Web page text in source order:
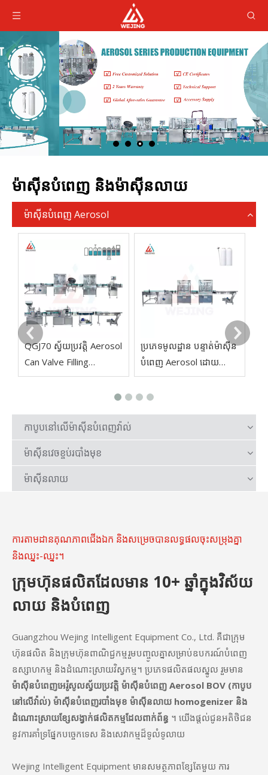
ម៉ាស៊ីនបំពេញ និងម៉ាស៊ីនលាយ
ម៉ាស៊ីនបំពេញ Aerosol
QGJ70 ស្វ័យប្រវត្តិ Aerosol
Can Valve Filling
Crimping Machine for
ប្រភេទមូលដ្ឋាន បន្ទាត់ម៉ាស៊ីន
បំពេញ Aerosol ដោយ
ស្វ័យប្រវត្តិ
កាបូបនៅលើម៉ាស៊ីនបំពេញវ៉ាល់
ម៉ាស៊ីនវេចខ្ចប់របាំងមុខ
ម៉ាស៊ីនលាយ
ការ​តាម​ដាន​គុណភាព​ជើង​ឯក និង​សម្រេច​បាន​លទ្ធផល​ចុះ​សម្រុង​គ្នា
និង​ឈ្នះ-ឈ្នះ។
ក្រុមហ៊ុនផលិតដែលមាន 10+ ឆ្នាំក្នុងវិស័យ
លាយ និងបំពេញ
Guangzhou Wejing Intelligent Equipment Co., Ltd. គឺជាក្រុម
ហ៊ុនផលិត និងក្រុមហ៊ុនពាណិជ្ជកម្មរួមបញ្ចូលគ្នាសម្រាប់ឧបករណ៍បំពេញ
ឧស្សាហកម្ម និងដំណោះស្រាយវិស្វកម្ម។ ប្រភេទផលិតផលស្នូល រួមមាន
ម៉ាស៊ីនបំពេញអេរ៉ូសូលស្វ័យប្រវត្តិ ម៉ាស៊ីនបំពេញ Aerosol BOV (កាបូប
នៅលើវ៉ាល់) ម៉ាស៊ីនបំពេញរបាំងមុខ ម៉ាស៊ីនលាយ homogenizer និង
ដំណោះស្រាយខ្សែសង្វាក់ផលិតកម្មដែលពាក់ព័ន្ធ ។ យើងផ្តល់ជូនអតិថិជន
នូវការគាំទ្រផ្នែកបច្ចេកទេស និងសេវាកម្មដ៏ទូលំទូលាយ
Wejing Intelligent Equipment មានសមត្ថភាពខ្សែតែមួយ ការ